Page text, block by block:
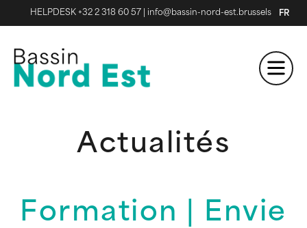
HELPDESK +32 2 318 60 57 info@bassin-nord-est.brussels FR
Actualités
Formation | Envie